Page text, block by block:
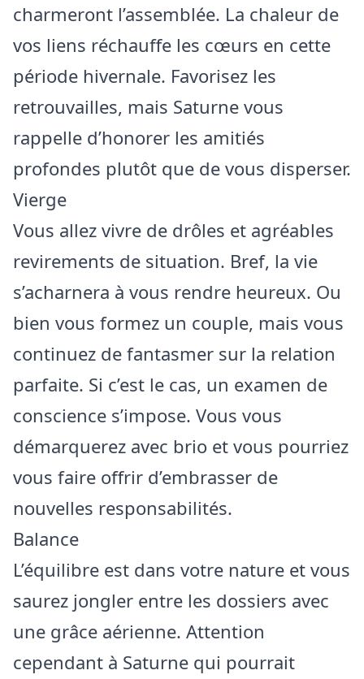
charmeront l’assemblée. La chaleur de
vos liens réchauffe les cœurs en cette
période hivernale. Favorisez les
retrouvailles, mais Saturne vous
rappelle d’honorer les amitiés
profondes plutôt que de vous disperser.
Vierge
Vous allez vivre de drôles et agréables
revirements de situation. Bref, la vie
s’acharnera à vous rendre heureux. Ou
bien vous formez un couple, mais vous
continuez de fantasmer sur la relation
parfaite. Si c’est le cas, un examen de
conscience s’impose. Vous vous
démarquerez avec brio et vous pourriez
vous faire offrir d’embrasser de
nouvelles responsabilités.
Balance
L’équilibre est dans votre nature et vous
saurez jongler entre les dossiers avec
une grâce aérienne. Attention
cependant à Saturne qui pourrait